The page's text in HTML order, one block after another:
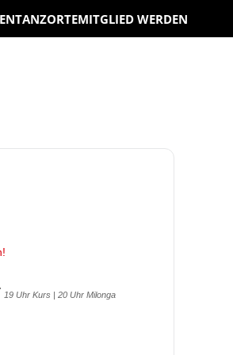
TANZORTEMITGLIED WERDEN
19 Uhr Kurs | 20 Uhr Milonga